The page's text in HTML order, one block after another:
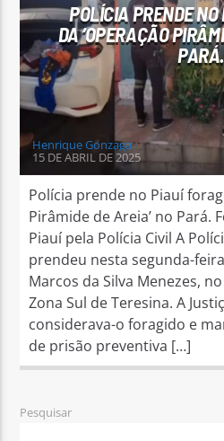
POLÍCIA PRENDE
DA ‘OPERAÇÃO
PARÁ.
Henrique Gonzaga
15 DE ABRIL DE 2025
Polícia prende no Piauí
Pirâmide de Areia’ no Pará.
Piauí pela Polícia Civil A
prendeu nesta segunda-
Marcos da Silva Menezes,
Zona Sul de Teresina. A
considerava-o foragido e
de prisão preventiva […]
Pesquisar